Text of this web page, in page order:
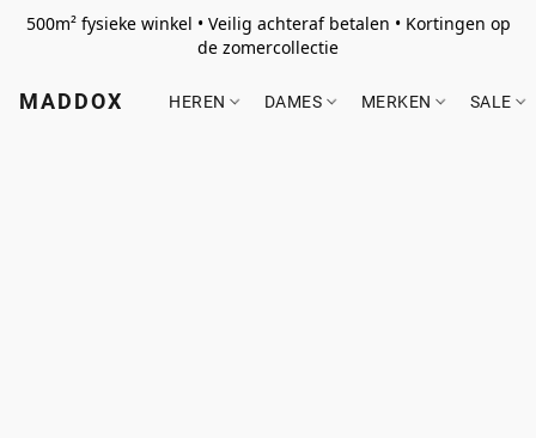
500m² fysieke winkel • Veilig achteraf betalen • Kortingen op
de zomercollectie
MADDOX HEREN DAMES MERKEN SALE